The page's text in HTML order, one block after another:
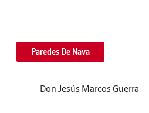
Paredes De Nava
Don Jesús Marcos Guerra